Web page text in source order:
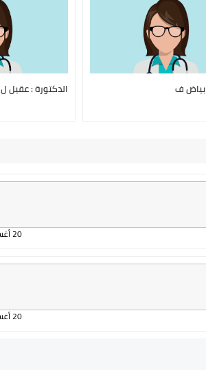
بياض ف الدكتورة : عقيل ل
20 أغسطس 2021 في 8:16 م
20 أغسطس 2021 في 8:16 م